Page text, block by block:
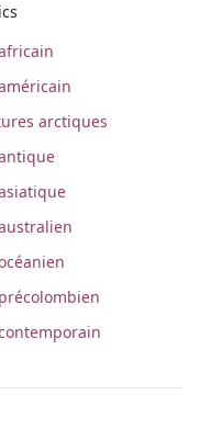
arctiques